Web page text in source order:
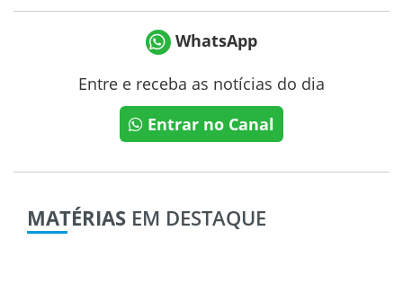
WhatsApp
Entre e receba as notícias do dia
Entrar no Canal
MATÉRIAS EM DESTAQUE